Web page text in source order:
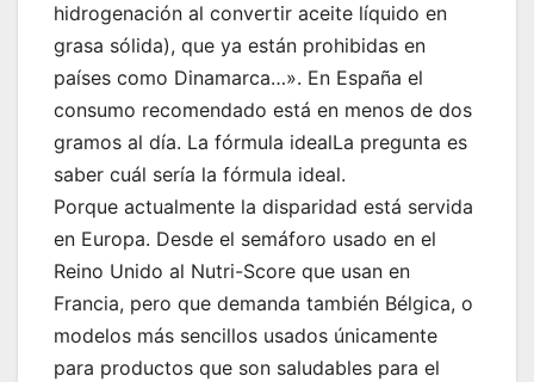
hidrogenación al convertir aceite líquido en
grasa sólida), que ya están prohibidas en
países como Dinamarca…». En España el
consumo recomendado está en menos de dos
gramos al día. La fórmula idealLa pregunta es
saber cuál sería la fórmula ideal.
Porque actualmente la disparidad está servida
en Europa. Desde el semáforo usado en el
Reino Unido al Nutri-Score que usan en
Francia, pero que demanda también Bélgica, o
modelos más sencillos usados únicamente
para productos que son saludables para el